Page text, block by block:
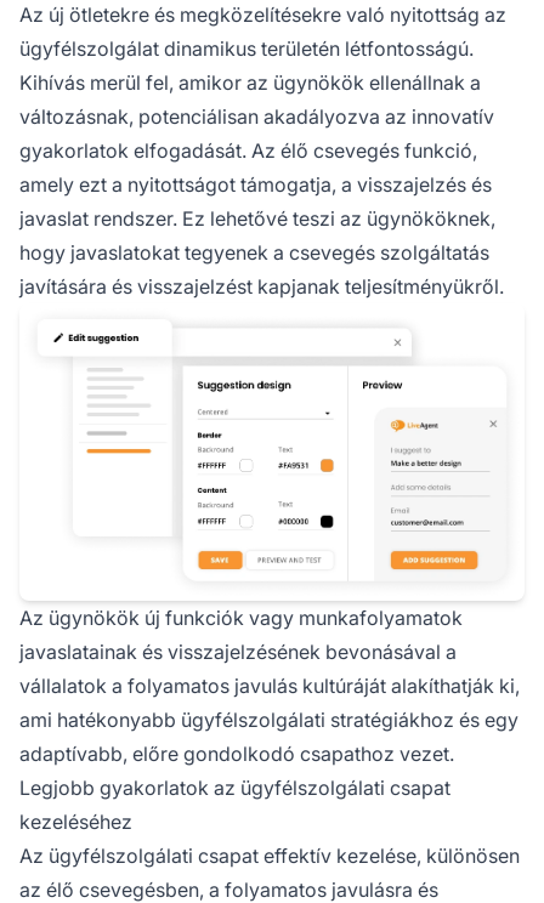
Az új ötletekre és megközelítésekre való nyitottság az
ügyfélszolgálat dinamikus területén létfontosságú.
Kihívás merül fel, amikor az ügynökök ellenállnak a
változásnak, potenciálisan akadályozva az innovatív
gyakorlatok elfogadását. Az élő csevegés funkció,
amely ezt a nyitottságot támogatja, a visszajelzés és
javaslat rendszer. Ez lehetővé teszi az ügynököknek,
hogy javaslatokat tegyenek a csevegés szolgáltatás
javítására és visszajelzést kapjanak teljesítményükről.
Az ügynökök új funkciók vagy munkafolyamatok
javaslatainak és visszajelzésének bevonásával a
vállalatok a folyamatos javulás kultúráját alakíthatják ki,
ami hatékonyabb ügyfélszolgálati stratégiákhoz és egy
adaptívabb, előre gondolkodó csapathoz vezet.
Legjobb gyakorlatok az ügyfélszolgálati csapat
kezeléséhez
Az ügyfélszolgálati csapat effektív kezelése, különösen
az élő csevegésben, a folyamatos javulásra és